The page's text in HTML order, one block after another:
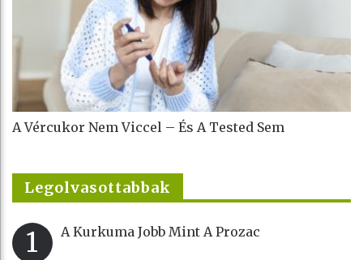
A Vércukor Nem Viccel – És A Tested Sem
Legolvasottabbak
1 A Kurkuma Jobb Mint A Prozac